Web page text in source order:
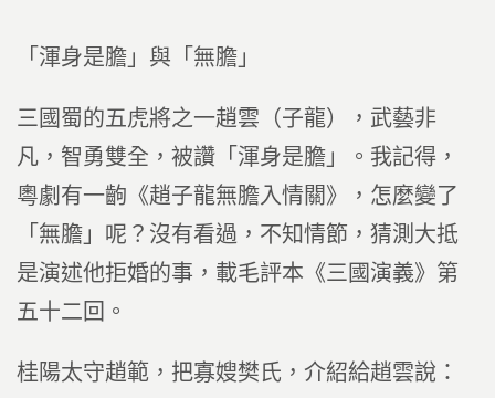
「渾身是膽」與「無膽」
三國蜀的五虎將之一趙雲（子龍），武藝非
凡，智勇雙全，被讚「渾身是膽」。我記得，
粵劇有一齣《趙子龍無膽入情關》，怎麼變了
「無膽」呢？沒有看過，不知情節，猜測大抵
是演述他拒婚的事，載毛評本《三國演義》第
五十二回。
桂陽太守趙範，把寡嫂樊氏，介紹給趙雲說：